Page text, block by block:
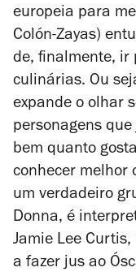
europeia para
Colón-Zayas)
de, finalmente, ir
culinárias. Ou
expande o olhar
personagens
bem quanto
conhecer melhor
um verdadeiro
Donna, é
Jamie Lee
a fazer jus ao